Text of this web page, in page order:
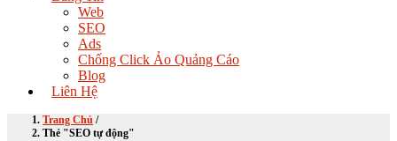
Web
SEO
Ads
Chống Click Ảo Quảng Cáo
Blog
Liên Hệ
Trang Chủ /
Thẻ "SEO tự động"